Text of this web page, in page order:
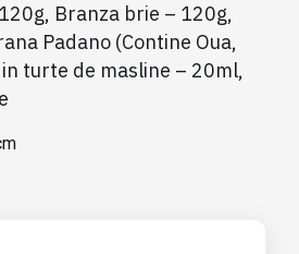
Branza brie – 120g,
Padano (Contine Oua,
turte de masline – 20ml,